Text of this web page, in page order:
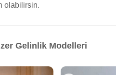
olabilirsin.
Gelinlik Modelleri